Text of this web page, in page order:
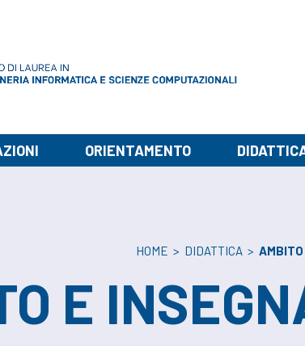
ORIENTAMENTO
HOME > DIDATTICA >
E